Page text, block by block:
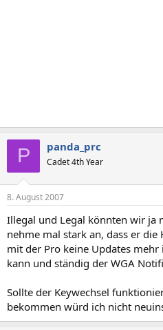
P panda_prc
Cadet 4th Year
8. August 2007
Illegal und Legal könnten wir ja
nehme mal stark an, dass er
mit der Pro keine Updates
kann und ständig der WGA
Sollte der Keywechsel
bekommen würd ich nicht